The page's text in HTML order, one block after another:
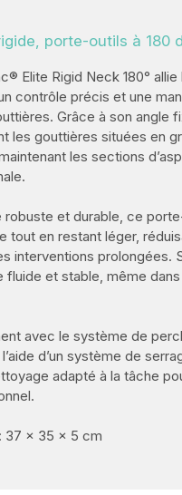
porte-outils à 180
Elite Rigid Neck 180°
contrôle précis et une
Grâce à son angle
les gouttières situées en
les sections
robuste et durable, ce
tout en restant léger,
interventions prolongées.
fluide et stable, même
avec le système de
d’un système de
adapté à la tâche
37 x 35 x 5 cm